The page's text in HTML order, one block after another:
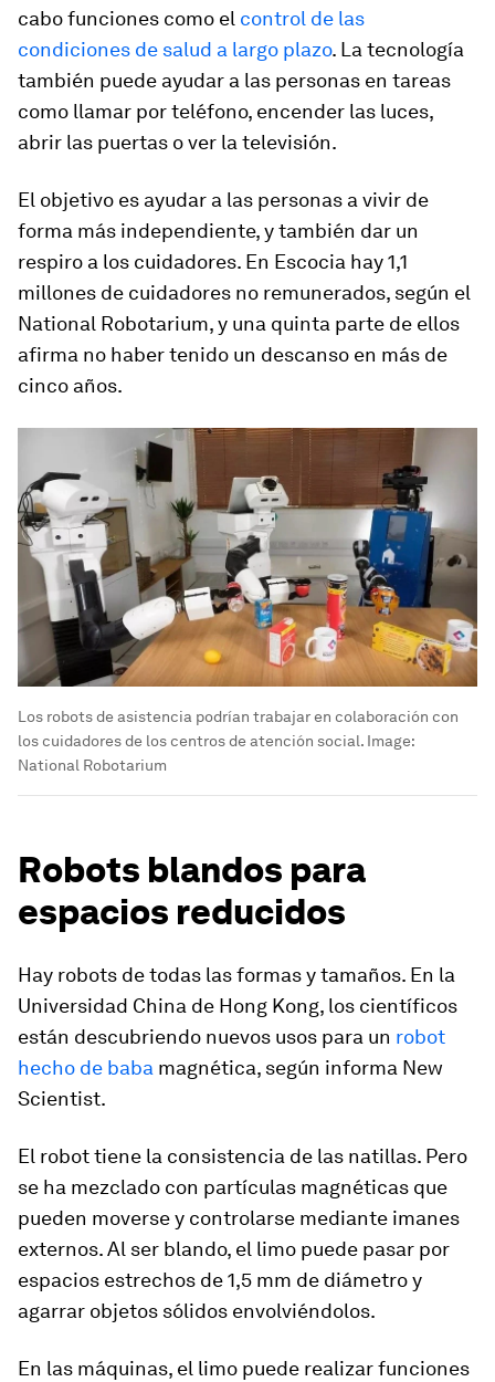
cabo funciones como el control de las
condiciones de salud a largo plazo. La tecnología
también puede ayudar a las personas en tareas
como llamar por teléfono, encender las luces,
abrir las puertas o ver la televisión.
El objetivo es ayudar a las personas a vivir de
forma más independiente, y también dar un
respiro a los cuidadores. En Escocia hay 1,1
millones de cuidadores no remunerados, según el
National Robotarium, y una quinta parte de ellos
afirma no haber tenido un descanso en más de
cinco años.
Los robots de asistencia podrían trabajar en colaboración con
los cuidadores de los centros de atención social. Image:
National Robotarium
Robots blandos para
espacios reducidos
Hay robots de todas las formas y tamaños. En la
Universidad China de Hong Kong, los científicos
están descubriendo nuevos usos para un robot
hecho de baba magnética, según informa New
Scientist.
El robot tiene la consistencia de las natillas. Pero
se ha mezclado con partículas magnéticas que
pueden moverse y controlarse mediante imanes
externos. Al ser blando, el limo puede pasar por
espacios estrechos de 1,5 mm de diámetro y
agarrar objetos sólidos envolviéndolos.
En las máquinas, el limo puede realizar funciones